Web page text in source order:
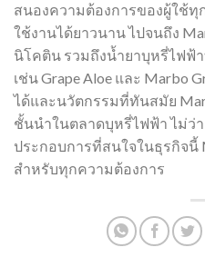
สนองความต้องการของผู้ใช้ทุ
ใช้งานได้ยาวนาน ไปจนถึง
นิโคติน รวมถึงน้ำยาบุหรี่ไฟฟ้
เช่น Grape Aloe และ Marbo
ได้และนวัตกรรมที่ทันสมัย
ชั้นนำในตลาดบุหรี่ไฟฟ้า ไม่ว่
ประกอบการที่สนใจในธุรกิจ
สำหรับทุกความต้องการ